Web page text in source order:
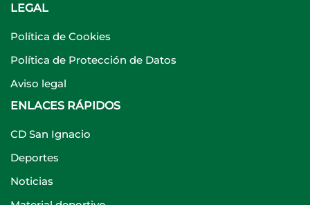
LEGAL
Política de Cookies
Política de Protección de Datos
Aviso legal
ENLACES RÁPIDOS
CD San Ignacio
Deportes
Noticias